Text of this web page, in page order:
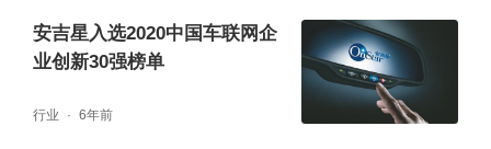
安吉星入选2020中国车联网企
业创新30强榜单
行业 6年前